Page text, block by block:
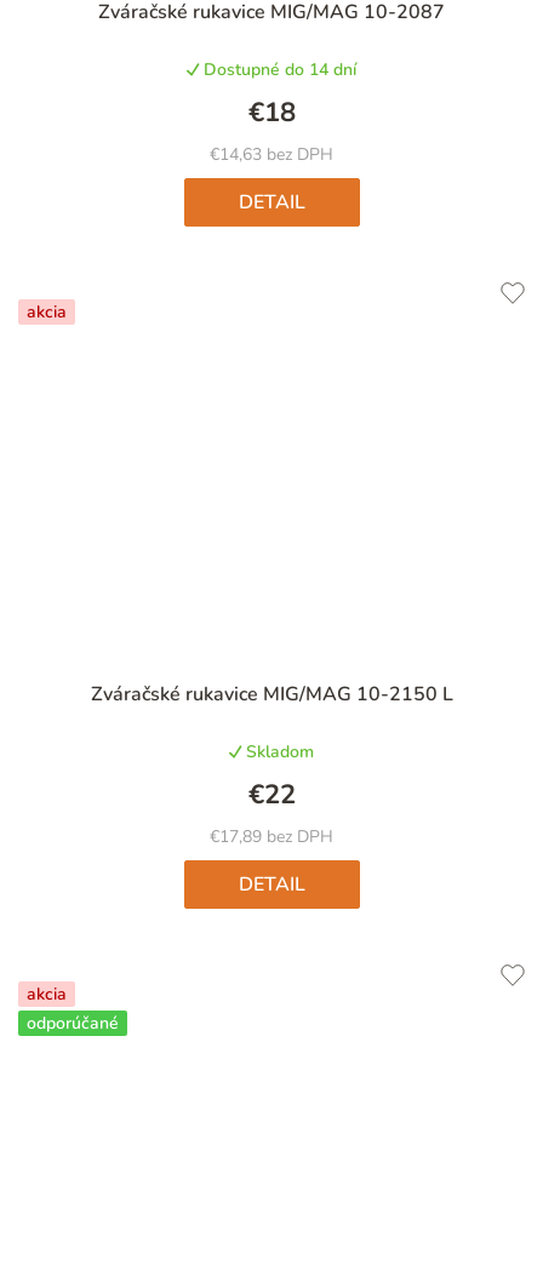
Zváračské rukavice MIG/MAG 10-2087
hodnotenie
je
5,0
z
5
hviezdičiek.
Dostupné do 14 dní
€14,63 bez DPH
€18
DETAIL
akcia
Zváračské rukavice MIG/MAG 10-2150 L
Skladom
€17,89 bez DPH
€22
DETAIL
akcia
odporúčané